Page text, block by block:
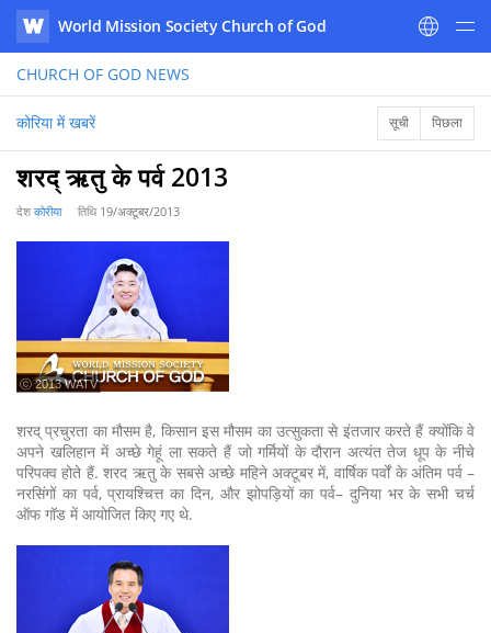
WATV
World Mission Society Church of God
CHURCH OF GOD NEWS
कोरिया में खबरें सूची पिछला
शरद् ऋतु के पर्व 2013
देश कोरीया तिथि 19/अक्टूबर/2013
ⓒ 2013 WATV
शरद् प्रचुरता का मौसम है, किसान इस मौसम का उत्सुकता से इंतजार करते हैं क्योंकि वे
अपने खलिहान में अच्छे गेहूं ला सकते हैं जो गर्मियों के दौरान अत्यंत तेज धूप के नीचे
परिपक्व होते हैं. शरद ऋतु के सबसे अच्छे महिने अक्टूबर में, वार्षिक पर्वों के अंतिम पर्व –
नरसिंगों का पर्व, प्रायश्चित्त का दिन, और झोपड़ियों का पर्व– दुनिया भर के सभी चर्च
ऑफ गॉड में आयोजित किए गए थे.